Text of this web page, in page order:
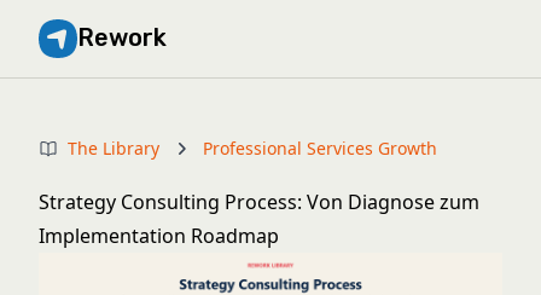
Rework
The Library Professional Services Growth
Strategy Consulting Process: Von Diagnose zum
Implementation Roadmap